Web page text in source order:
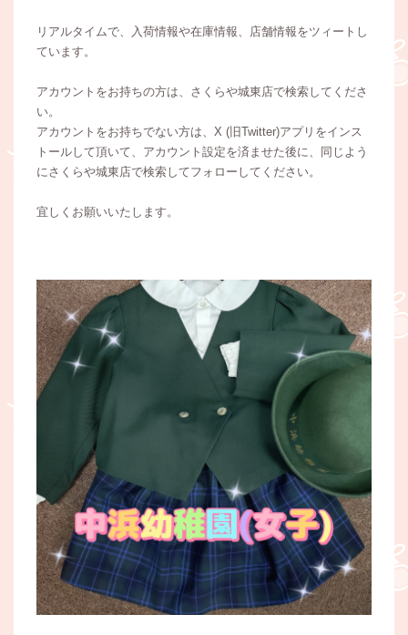
リアルタイムで、入荷情報や在庫情報、店舗情報をツィートし
ています。
アカウントをお持ちの方は、さくらや城東店で検索してくださ
い。
アカウントをお持ちでない方は、X (旧Twitter)アプリをインス
トールして頂いて、アカウント設定を済ませた後に、同じよう
にさくらや城東店で検索してフォローしてください。
宜しくお願いいたします。